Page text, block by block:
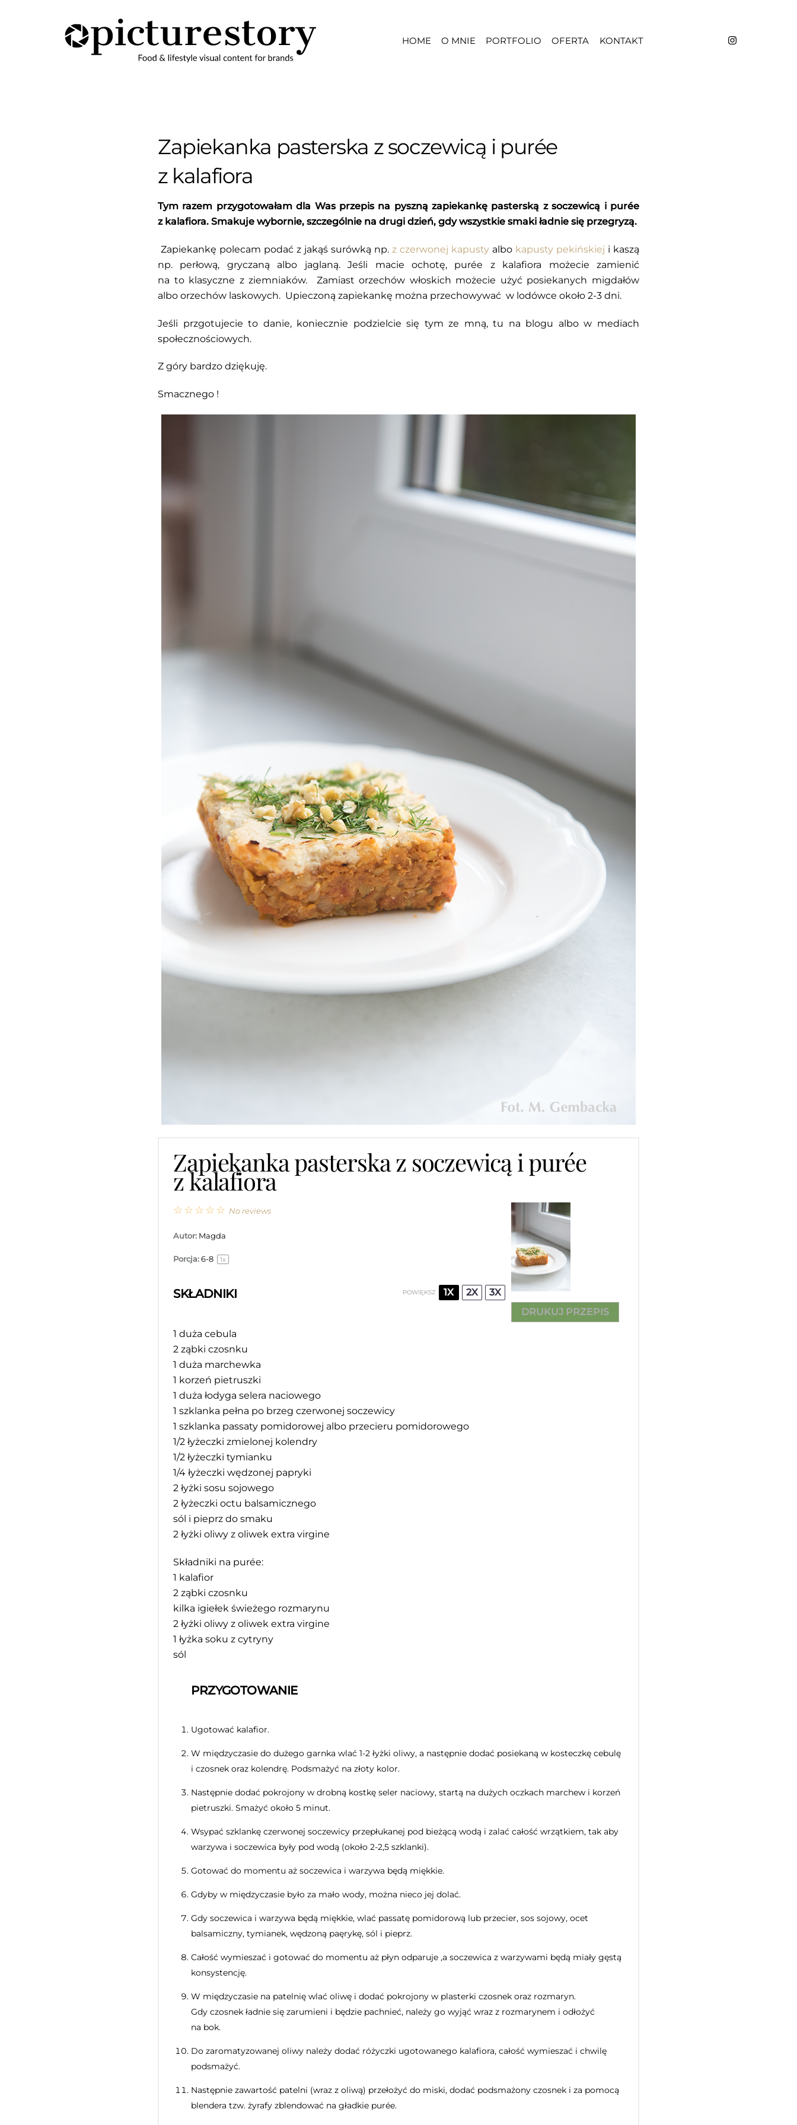
HOME O MNIE PORTFOLIO OFERTA KONTAKT
Zapiekanka pasterska z soczewicą i purée
z kalafiora
Tym razem przygotowałam dla Was przepis na pyszną zapiekankę pasterską z soczewicą i purée
z kalafiora. Smakuje wybornie, szczególnie na drugi dzień, gdy wszystkie smaki ładnie się przegryzą.
Zapiekankę polecam podać z jakąś surówką np. z czerwonej kapusty albo kapusty pekińskiej i kaszą
np. perłową, gryczaną albo jaglaną. Jeśli macie ochotę, purée z kalafiora możecie zamienić
na to klasyczne z ziemniaków. Zamiast orzechów włoskich możecie użyć posiekanych migdałów
albo orzechów laskowych. Upieczoną zapiekankę można przechowywać w lodówce około 2-3 dni.
Jeśli przgotujecie to danie, koniecznie podzielcie się tym ze mną, tu na blogu albo w mediach
społecznościowych.
Z góry bardzo dziękuję.
Smacznego !
Zapiekanka pasterska z soczewicą i purée
z kalafiora
DRUKUJ PRZEPIS
☆
☆
☆
☆
☆ No reviews
Autor: Magda
Porcja: 6-8 1x
SKŁADNIKI POWIĘKSZ 1X 2X 3X
1 duża cebula
2 ząbki czosnku
1 duża marchewka
1 korzeń pietruszki
1 duża łodyga selera naciowego
1 szklanka pełna po brzeg czerwonej soczewicy
1 szklanka passaty pomidorowej albo przecieru pomidorowego
1/2 łyżeczki zmielonej kolendry
1/2 łyżeczki tymianku
1/4 łyżeczki wędzonej papryki
2 łyżki sosu sojowego
2 łyżeczki octu balsamicznego
sól i pieprz do smaku
2 łyżki oliwy z oliwek extra virgine
Składniki na purée:
1 kalafior
2 ząbki czosnku
kilka igiełek świeżego rozmarynu
2 łyżki oliwy z oliwek extra virgine
1 łyżka soku z cytryny
sól
PRZYGOTOWANIE
Ugotować kalafior.
W międzyczasie do dużego garnka wlać 1-2 łyżki oliwy, a następnie dodać posiekaną w kosteczkę cebulę
i czosnek oraz kolendrę. Podsmażyć na złoty kolor.
Następnie dodać pokrojony w drobną kostkę seler naciowy, startą na dużych oczkach marchew i korzeń
pietruszki. Smażyć około 5 minut.
Wsypać szklankę czerwonej soczewicy przepłukanej pod bieżącą wodą i zalać całość wrzątkiem, tak aby
warzywa i soczewica były pod wodą (około 2-2,5 szklanki).
Gotować do momentu aż soczewica i warzywa będą miękkie.
Gdyby w międzyczasie było za mało wody, można nieco jej dolać.
Gdy soczewica i warzywa będą miękkie, wlać passatę pomidorową lub przecier, sos sojowy, ocet
balsamiczny, tymianek, wędzoną paęrykę, sól i pieprz.
Całość wymieszać i gotować do momentu aż płyn odparuje ,a soczewica z warzywami będą miały gęstą
konsystencję.
W międzyczasie na patelnię wlać oliwę i dodać pokrojony w plasterki czosnek oraz rozmaryn.
Gdy czosnek ładnie się zarumieni i będzie pachnieć, należy go wyjąć wraz z rozmarynem i odłożyć
na bok.
Do zaromatyzowanej oliwy należy dodać różyczki ugotowanego kalafiora, całość wymieszać i chwilę
podsmażyć.
Następnie zawartość patelni (wraz z oliwą) przełożyć do miski, dodać podsmażony czosnek i za pomocą
blendera tzw. żyrafy zblendować na gładkie purée.